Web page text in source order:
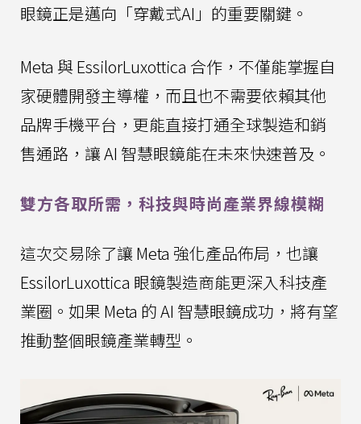
眼鏡正是邁向「穿戴式AI」的重要關鍵。
Meta 與 EssilorLuxottica 合作，不僅能掌握自
家硬體開發主導權，而且也不需要依賴其他
品牌手機平台，更能直接打通全球製造和銷
售通路，讓 AI 智慧眼鏡能在未來快速普及。
雙方各取所需，科技與時尚產業界線模糊
這次交易除了讓 Meta 強化產品佈局，也讓
EssilorLuxottica 眼鏡製造商能更深入科技產
業圈。如果 Meta 的 AI 智慧眼鏡成功，將有望
推動整個眼鏡產業轉型。